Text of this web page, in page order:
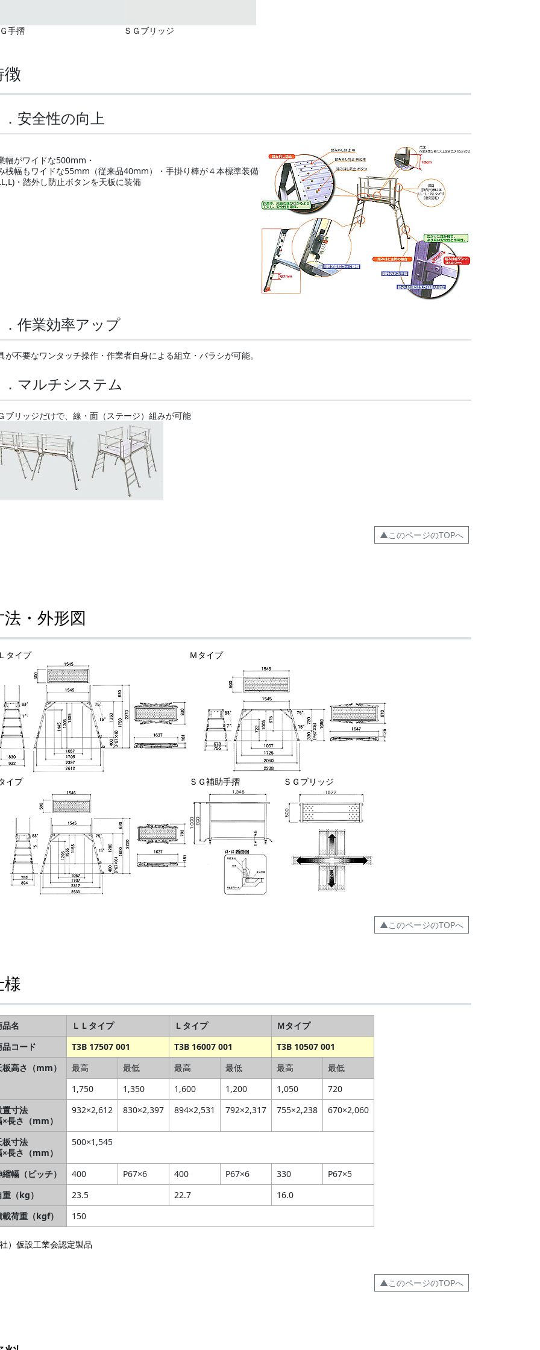
手摺 ＳＧブリッジ
徴
安全性の向上
幅がワイドな500mm・
桟幅もワイドな55mm（従来品40mm）・手掛り棒が４本標準装備
・踏外し防止ボタンを天板に装備
作業効率アップ
が不要なワンタッチ操作・作業者自身による組立・バラシが可能。
マルチシステム
ブリッジだけで、線・面（ステージ）組みが可能
▲このページのTOPへ
法・外形図
タイプ Ｍタイプ
イプ ＳＧ補助手摺 ＳＧブリッジ
▲このページのTOPへ
様
品名 ＬＬタイプ Ｌタイプ
Ｍタイプ
品コード
T3B 17507 001 T3B 16007 001
T3B 10507 001
板高さ（mm）
最高 最低 最高 最低 最高
最低
1,750
1,350 1,600 1,200 1,050
720
置寸法
×長さ（mm）
932×2,612 830×2,397 894×2,531 792×2,317 755×2,238 670×2,060
板寸法
×長さ（mm）
500×1,545
幅（ピッチ） 400 P67×6 400 P67×6 330
P67×5
（kg）
23.5 22.7
16.0
載荷重（kgf）
150
）仮設工業会認定製品
▲このページのTOPへ